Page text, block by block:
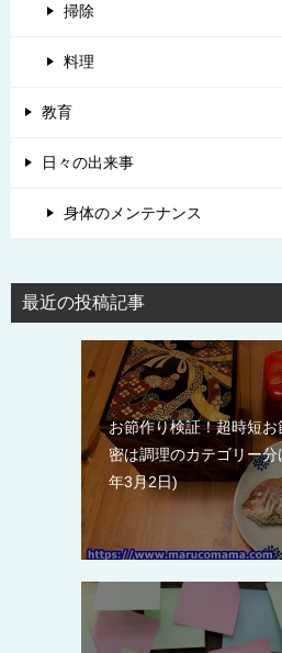
掃除
料理
教育
日々の出来事
身体のメンテナンス
最近の投稿記事
お節作り検証！超時短
密は調理のカテゴリー分
年3月2日